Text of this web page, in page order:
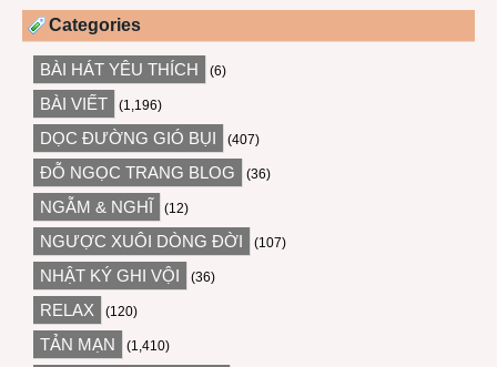
Categories
BÀI HÁT YÊU THÍCH (6)
BÀI VIẾT (1,196)
DỌC ĐƯỜNG GIÓ BỤI (407)
ĐỖ NGỌC TRANG BLOG (36)
NGẪM & NGHĨ (12)
NGƯỢC XUÔI DÒNG ĐỜI (107)
NHẬT KÝ GHI VỘI (36)
RELAX (120)
TẢN MẠN (1,410)